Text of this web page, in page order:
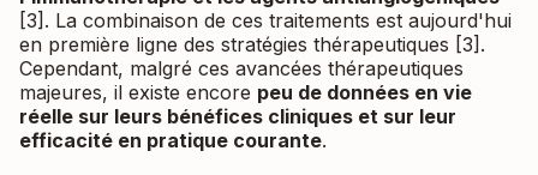
[3]. La combinaison de ces traitements est aujourd'hui
en première ligne des stratégies thérapeutiques [3].
Cependant, malgré ces avancées thérapeutiques
majeures, il existe encore peu de données en vie
réelle sur leurs bénéfices cliniques et sur leur
efficacité en pratique courante.